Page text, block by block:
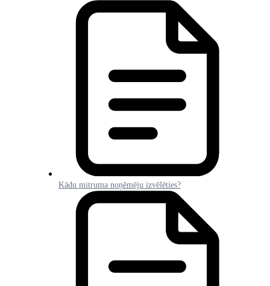
Kādu mitruma noņēmēju izvēlēties?